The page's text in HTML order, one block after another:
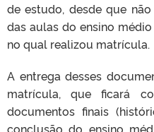
de estudo, desde que
das aulas do ensino
no qual realizou matrícula.
A entrega desses
matrícula, que ficará
documentos finais
conclusão do ensino